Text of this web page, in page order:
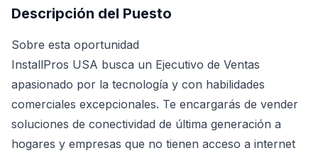
Descripción del Puesto
Sobre esta oportunidad
InstallPros USA busca un Ejecutivo de Ventas
apasionado por la tecnología y con habilidades
comerciales excepcionales. Te encargarás de vender
soluciones de conectividad de última generación a
hogares y empresas que no tienen acceso a internet